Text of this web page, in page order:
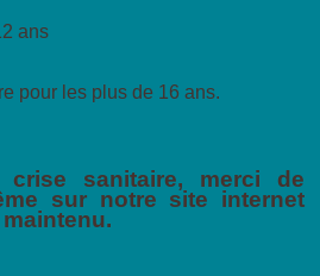
ans
pour les plus de 16 ans.
sanitaire, merci de
sur notre site internet